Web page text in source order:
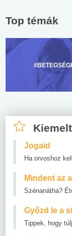
Top témák
Jogaid
Ha orvoshoz
Mindent az
Szénanátha?
Győzd le a
Tippek, hogy